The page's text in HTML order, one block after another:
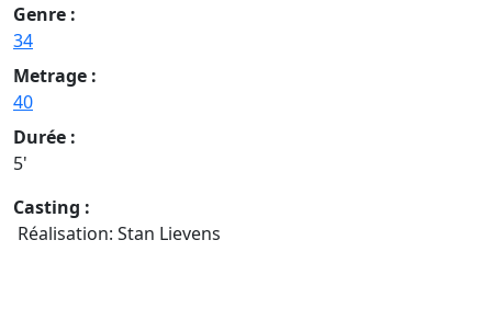
Genre :
34
Metrage :
40
Durée :
5'
Casting :
Réalisation: Stan Lievens